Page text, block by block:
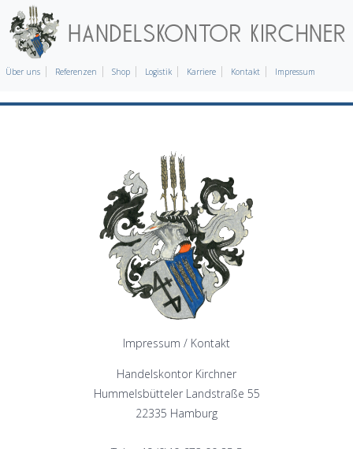
Über uns Referenzen Shop Logistik Karriere Kontakt Impressum
Impressum / Kontakt
Handelskontor Kirchner
Hummelsbütteler Landstraße 55
22335 Hamburg